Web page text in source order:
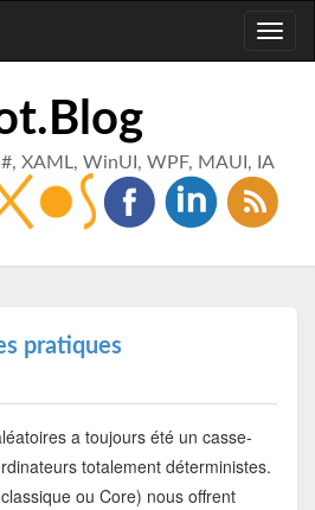
XAML, WinUI, WPF, MAUI, IA
pratiques
a toujours été un casse-
totalement déterministes.
ou Core) nous offrent